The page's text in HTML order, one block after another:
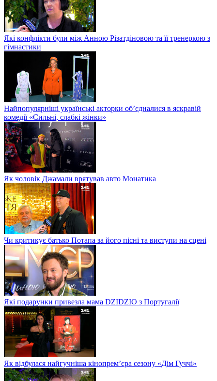
Які конфлікти були між Анною Різатдіновою та її тренеркою з
гімнастики
Найпопулярніші українські акторки об’єдналися в яскравій
комедії «Сильні, слабкі жінки»
Як чоловік Джамали врятував авто Монатика
Чи критикує батько Потапа за його пісні та виступи на сцені
Які подарунки привезла мама DZIDZIO з Португалії
Як відбулася найгучніша кінопрем’єра сезону «Дім Гуччі»